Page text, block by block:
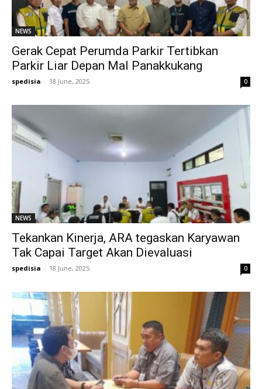
NEWS
Gerak Cepat Perumda Parkir Tertibkan
Parkir Liar Depan Mal Panakkukang
spedisia - 18 June, 2025 0
NEWS
Tekankan Kinerja, ARA tegaskan Karyawan
Tak Capai Target Akan Dievaluasi
spedisia - 18 June, 2025 0